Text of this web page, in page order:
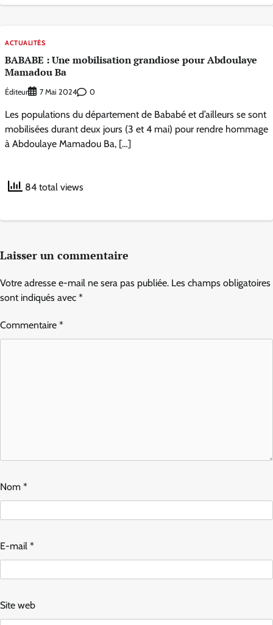
ACTUALITÉS
BABABE : Une mobilisation grandiose pour Abdoulaye
Mamadou Ba
Éditeur 7 Mai 2024 0
Les populations du département de Bababé et d’ailleurs se sont
mobilisées durant deux jours (3 et 4 mai) pour rendre hommage
à Abdoulaye Mamadou Ba, […]
84 total views
Laisser un commentaire
Votre adresse e-mail ne sera pas publiée. Les champs obligatoires
sont indiqués avec *
Commentaire *
Nom *
E-mail *
Site web